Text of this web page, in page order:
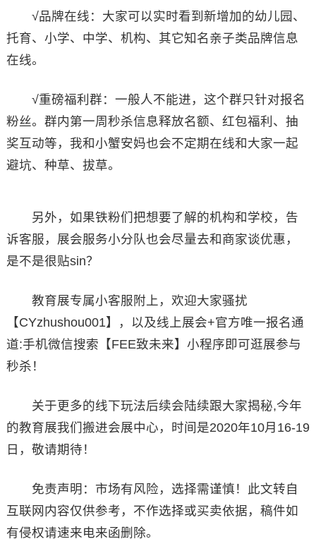
√品牌在线：大家可以实时看到新增加的幼儿园、
托育、小学、中学、机构、其它知名亲子类品牌信息
在线。
√重磅福利群：一般人不能进，这个群只针对报名
粉丝。群内第一周秒杀信息释放名额、红包福利、抽
奖互动等，我和小蟹安妈也会不定期在线和大家一起
避坑、种草、拔草。
另外，如果铁粉们把想要了解的机构和学校，告
诉客服，展会服务小分队也会尽量去和商家谈优惠，
是不是很贴sin？
教育展专属小客服附上，欢迎大家骚扰
【CYzhushou001】，以及线上展会+官方唯一报名通
道:手机微信搜索【FEE致未来】小程序即可逛展参与
秒杀！
关于更多的线下玩法后续会陆续跟大家揭秘,今年
的教育展我们搬进会展中心，时间是2020年10月16-19
日，敬请期待！
免责声明：市场有风险，选择需谨慎！此文转自
互联网内容仅供参考，不作选择或买卖依据，稿件如
有侵权请速来电来函删除。